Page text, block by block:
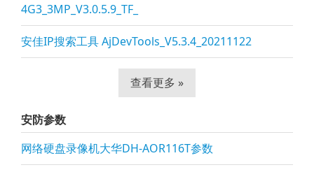
4G3_3MP_V3.0.5.9_TF_
安佳IP搜索工具 AjDevTools_V5.3.4_20211122
查看更多 »
安防参数
网络硬盘录像机大华DH-AOR116T参数